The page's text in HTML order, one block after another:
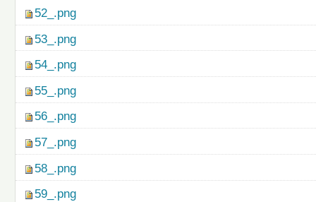
52_.png
53_.png
54_.png
55_.png
56_.png
57_.png
58_.png
59_.png